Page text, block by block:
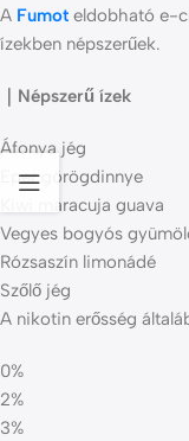
A Fumot eldobható e-
ízekben népszerűek.
｜Népszerű ízek
Áfonya jég
Eper görögdinnye
Kiwi maracuja guava
Vegyes bogyós
Rózsaszín limonádé
Szőlő jég
A nikotin erősség
0%
2%
3%